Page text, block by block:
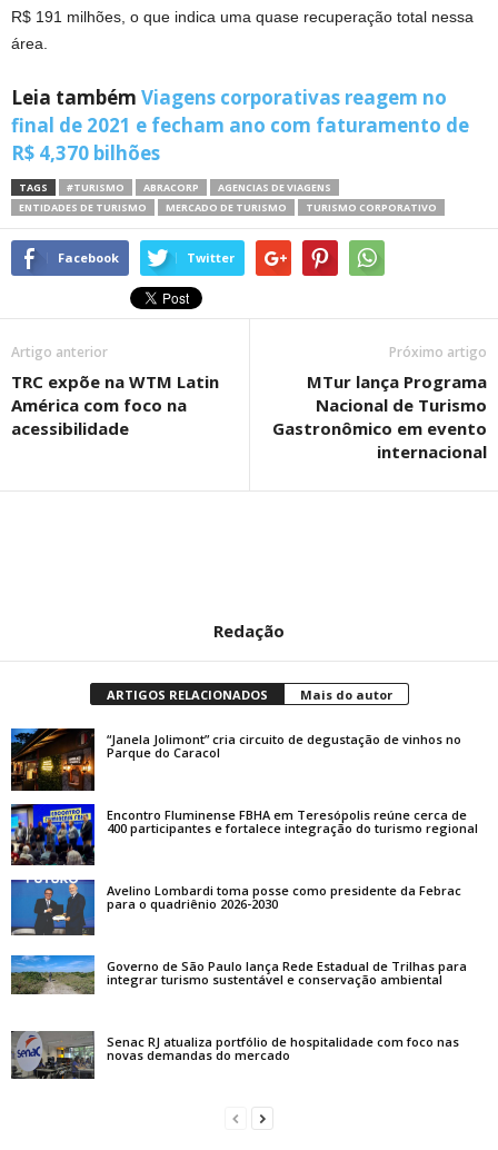
R$ 191 milhões, o que indica uma quase recuperação total nessa
área.
Leia também Viagens corporativas reagem no
final de 2021 e fecham ano com faturamento de
R$ 4,370 bilhões
TAGS #TURISMO ABRACORP
AGENCIAS DE VIAGENS
ENTIDADES DE TURISMO
MERCADO DE TURISMO TURISMO CORPORATIVO
Facebook Twitter
Artigo anterior
TRC expõe na WTM Latin
América com foco na
acessibilidade
Próximo artigo
MTur lança Programa
Nacional de Turismo
Gastronômico em evento
internacional
Redação
ARTIGOS RELACIONADOS Mais do autor
“Janela Jolimont” cria circuito de degustação de vinhos no
Parque do Caracol
Encontro Fluminense FBHA em Teresópolis reúne cerca de
400 participantes e fortalece integração do turismo regional
Avelino Lombardi toma posse como presidente da Febrac
para o quadriênio 2026-2030
Governo de São Paulo lança Rede Estadual de Trilhas para
integrar turismo sustentável e conservação ambiental
Senac RJ atualiza portfólio de hospitalidade com foco nas
novas demandas do mercado